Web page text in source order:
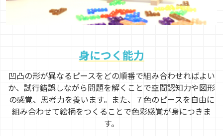
身につく能力
凹凸の形が異なるピースをどの順番で組み合わせればよい
か、試行錯誤しながら問題を解くことで空間認知力や図形
の感覚、思考力を養います。また、７色のピースを自由に
組み合わせて絵柄をつくることで色彩感覚が身につきま
す。